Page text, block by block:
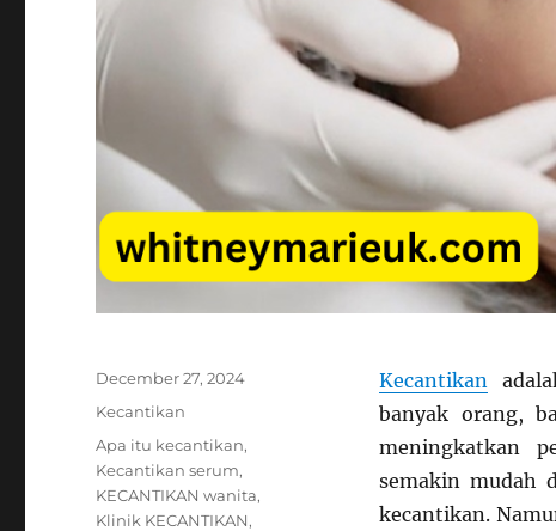
Kecantikan
banyak orang,
meningkatkan
semakin mudah
kecantikan.
Posted
December 27, 2024
Categories
Kecantikan
Tags
Apa itu kecantikan,
Kecantikan serum,
KECANTIKAN wanita,
Klinik KECANTIKAN,